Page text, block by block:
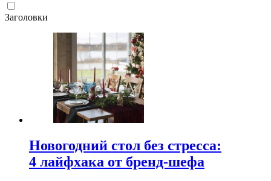
Заголовки
Новогодний стол без стресса:
4 лайфхака от бренд-шефа